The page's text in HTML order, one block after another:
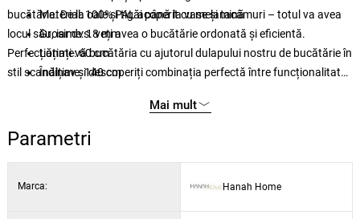
bucătărie. De la oale și tigăi până la vase și tacâmuri – totul va avea
locul său, iar dvs. veți avea o bucătărie ordonată și eficientă.
Material: 100% PAL acoperit cu melamină
Grosime: 18 mm
Lățime: 60 cm
Înălțime: 140 cm
Perfecționați-vă bucătăria cu ajutorul dulapului nostru de bucătărie în
stil scandinav și descoperiți combinația perfectă între funcționalitate
plăcere să gătiți și să petreceți timp.
Mai mult
Parametri
Marca: Hanah Home